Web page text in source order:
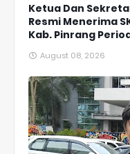
Ketua Dan
Resmi Menerima
Kab. Pinrang
August 08, 2026